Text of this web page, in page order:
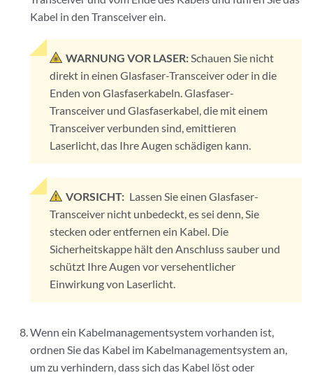
Kabel in den Transceiver ein.
WARNUNG VOR LASER:Schauen Sie nicht
direkt in einen Glasfaser-Transceiver oder in die
Enden von Glasfaserkabeln. Glasfaser-
Transceiver und Glasfaserkabel, die mit einem
Transceiver verbunden sind, emittieren
Laserlicht, das Ihre Augen schädigen kann.
VORSICHT: Lassen Sie einen Glasfaser-
Transceiver nicht unbedeckt, es sei denn, Sie
stecken oder entfernen ein Kabel. Die
Sicherheitskappe hält den Anschluss sauber und
schützt Ihre Augen vor versehentlicher
Einwirkung von Laserlicht.
Wenn ein Kabelmanagementsystem vorhanden ist,
ordnen Sie das Kabel im Kabelmanagementsystem an,
um zu verhindern, dass sich das Kabel löst oder